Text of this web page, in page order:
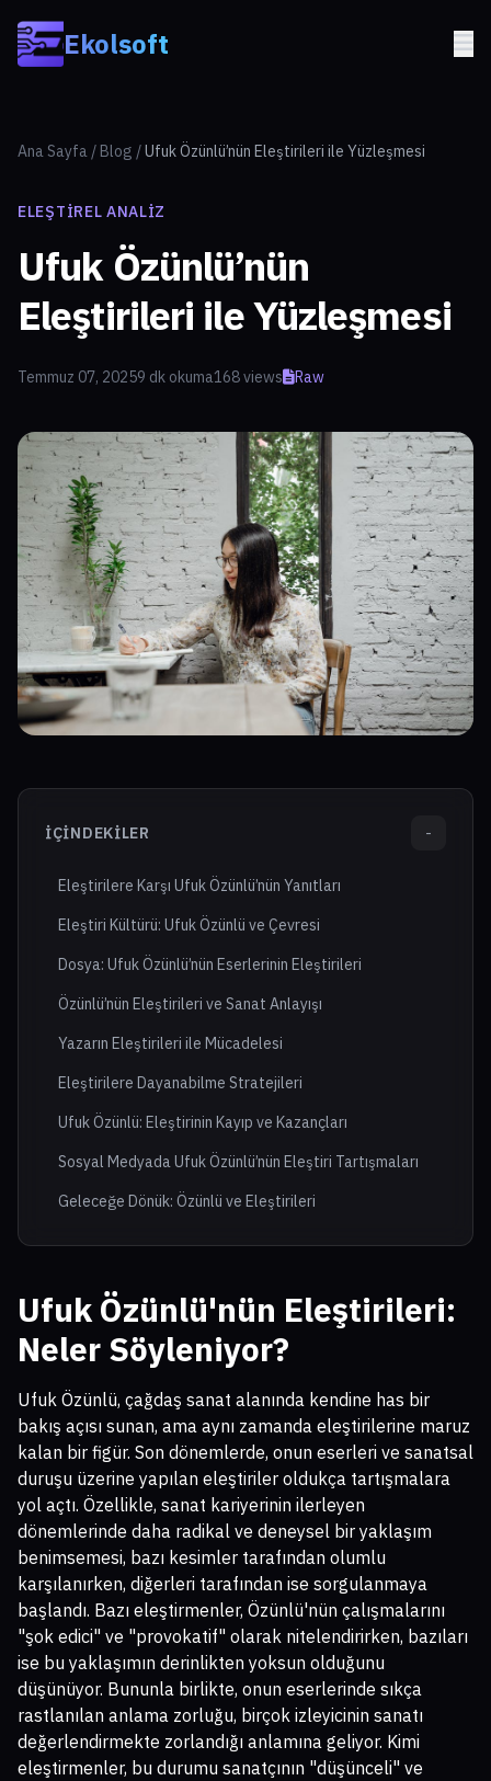
Ekolsoft
Ana Sayfa / Blog /Ufuk Özünlü’nün Eleştirileri ile Yüzleşmesi
ELEŞTIREL ANALIZ
Ufuk Özünlü’nün
Eleştirileri ile Yüzleşmesi
Temmuz 07, 20259 dk okuma168 views Raw
İÇINDEKILER -
Eleştirilere Karşı Ufuk Özünlü’nün Yanıtları
Eleştiri Kültürü: Ufuk Özünlü ve Çevresi
Dosya: Ufuk Özünlü’nün Eserlerinin Eleştirileri
Özünlü’nün Eleştirileri ve Sanat Anlayışı
Yazarın Eleştirileri ile Mücadelesi
Eleştirilere Dayanabilme Stratejileri
Ufuk Özünlü: Eleştirinin Kayıp ve Kazançları
Sosyal Medyada Ufuk Özünlü’nün Eleştiri Tartışmaları
Geleceğe Dönük: Özünlü ve Eleştirileri
Ufuk Özünlü'nün Eleştirileri:
Neler Söyleniyor?
Ufuk Özünlü, çağdaş sanat alanında kendine has bir
bakış açısı sunan, ama aynı zamanda eleştirilerine maruz
kalan bir figür. Son dönemlerde, onun eserleri ve sanatsal
duruşu üzerine yapılan eleştiriler oldukça tartışmalara
yol açtı. Özellikle, sanat kariyerinin ilerleyen
dönemlerinde daha radikal ve deneysel bir yaklaşım
benimsemesi, bazı kesimler tarafından olumlu
karşılanırken, diğerleri tarafından ise sorgulanmaya
başlandı. Bazı eleştirmenler, Özünlü'nün çalışmalarını
"şok edici" ve "provokatif" olarak nitelendirirken, bazıları
ise bu yaklaşımın derinlikten yoksun olduğunu
düşünüyor. Bununla birlikte, onun eserlerinde sıkça
rastlanılan anlama zorluğu, birçok izleyicinin sanatı
değerlendirmekte zorlandığı anlamına geliyor. Kimi
eleştirmenler, bu durumu sanatçının "düşünceli" ve